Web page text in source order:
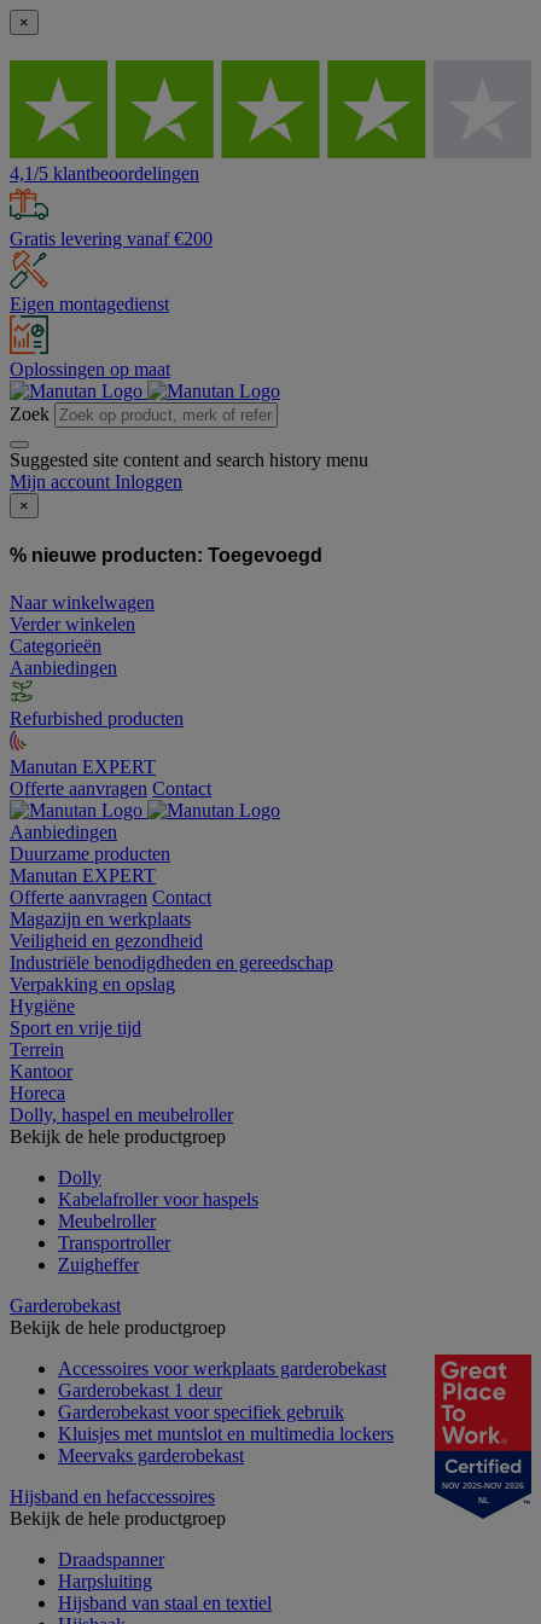
×
4,1/5 klantbeoordelingen
Gratis levering vanaf €200
Eigen montagedienst
Oplossingen op maat
Zoek
Suggested site content and search history menu
Mijn account Inloggen
×
% nieuwe producten: Toegevoegd
Naar winkelwagen
Verder winkelen
Categorieën
Aanbiedingen
Refurbished producten
Manutan EXPERT
Offerte aanvragen Contact
Aanbiedingen
Duurzame producten
Manutan EXPERT
Offerte aanvragen Contact
Magazijn en werkplaats
Veiligheid en gezondheid
Industriële benodigdheden en gereedschap
Verpakking en opslag
Hygiëne
Sport en vrije tijd
Terrein
Kantoor
Horeca
Dolly, haspel en meubelroller
Bekijk de hele productgroep
Dolly
Kabelafroller voor haspels
Meubelroller
Transportroller
Zuigheffer
Garderobekast
Bekijk de hele productgroep
Accessoires voor werkplaats garderobekast
Garderobekast 1 deur
Garderobekast voor specifiek gebruik
Kluisjes met muntslot en multimedia lockers
Meervaks garderobekast
Hijsband en hefaccessoires
Bekijk de hele productgroep
Draadspanner
Harpsluiting
Hijsband van staal en textiel
NOV 2025-NOV 2026
NL